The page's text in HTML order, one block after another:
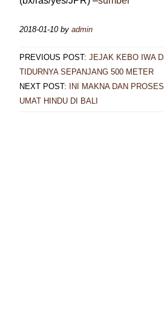
2018-01-10by admin
PREVIOUS POST: JEJAK KEBO IWA
TIDURNYA SEPANJANG 500 METER
NEXT POST:
INI MAKNA DAN
UMAT HINDU DI BALI